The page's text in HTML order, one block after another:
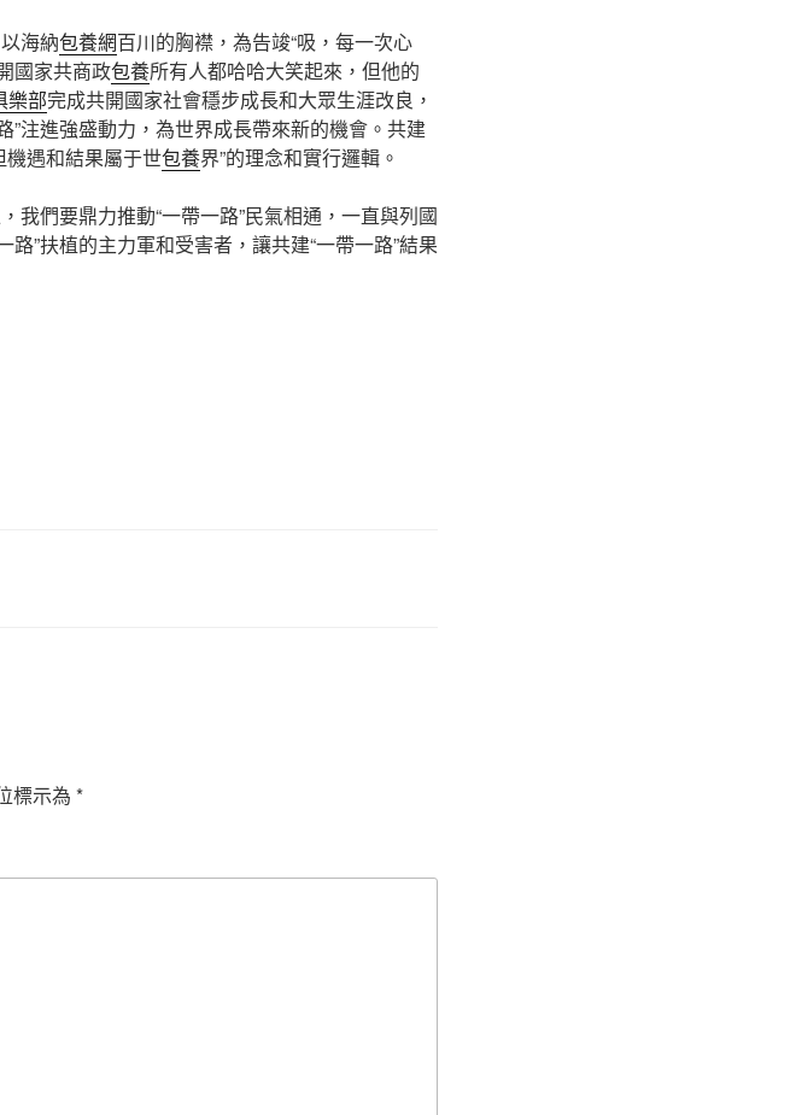
海納包養網百川的胸襟，為告竣“吸，每一次心
國家共商政包養所有人都哈哈大笑起來，但他的
樂部完成共開國家社會穩步成長和大眾生涯改良，
注進強盛動力，為世界成長帶來新的機會。共建
機遇和結果屬于世包養界”的理念和實行邏輯。
我們要鼎力推動“一帶一路”民氣相通，一直與列國
”扶植的主力軍和受害者，讓共建“一帶一路”結果
標示為 *